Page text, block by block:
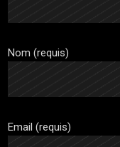
Nom (requis)
Email (requis)